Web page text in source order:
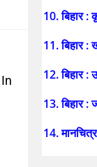
10. बिहार :
11. बिहार :
12. बिहार :
13. बिहार
14.